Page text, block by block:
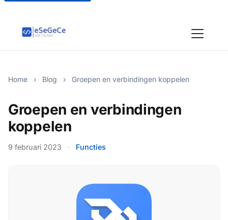
Home › Blog › Groepen en verbindingen koppelen
Groepen en verbindingen
koppelen
9 februari 2023 · Functies